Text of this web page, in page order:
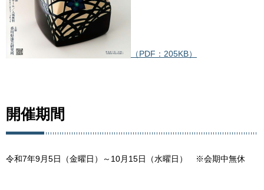
（PDF：205KB）
開催期間
令和7年9月5日（金曜日）～10月15日（水曜日） ※会期中無休